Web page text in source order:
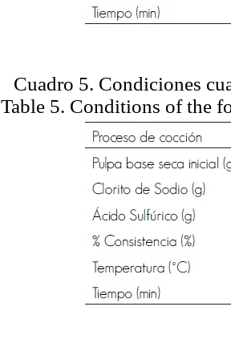
Cuadro 5. Condiciones
Table 5. Conditions of the